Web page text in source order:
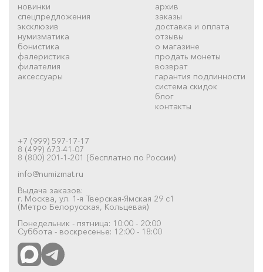
новинки
спецпредложения
эксклюзив
нумизматика
бонистика
фалеристика
филателия
аксессуары
архив
заказы
доставка и оплата
отзывы
о магазине
продать монеты
возврат
гарантия подлинности
система скидок
блог
контакты
+7 (999) 597-17-17
8 (499) 673-41-07
8 (800) 201-1-201 (бесплатно по России)
info@numizmat.ru
Выдача заказов:
г. Москва, ул. 1-я Тверская-Ямская 29 с1
(Метро Белорусская, Кольцевая)
Понедельник - пятница: 10:00 - 20:00
Суббота - воскресенье: 12:00 - 18:00